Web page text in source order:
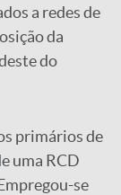
a redes de
da
do
primários de
uma RCD
se